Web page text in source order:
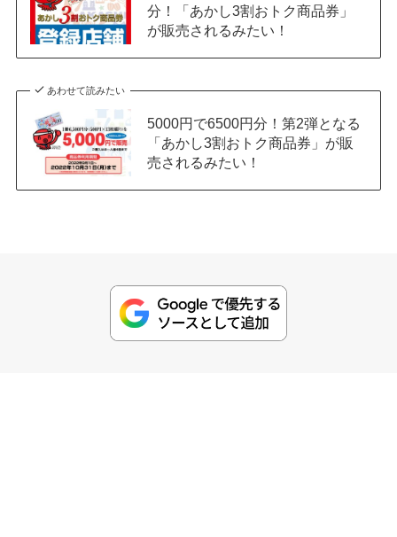
分！「あかし3割おトク商品券」
が販売されるみたい！
あわせて読みたい
5000円で6500円分！第2弾となる
「あかし3割おトク商品券」が販
売されるみたい！